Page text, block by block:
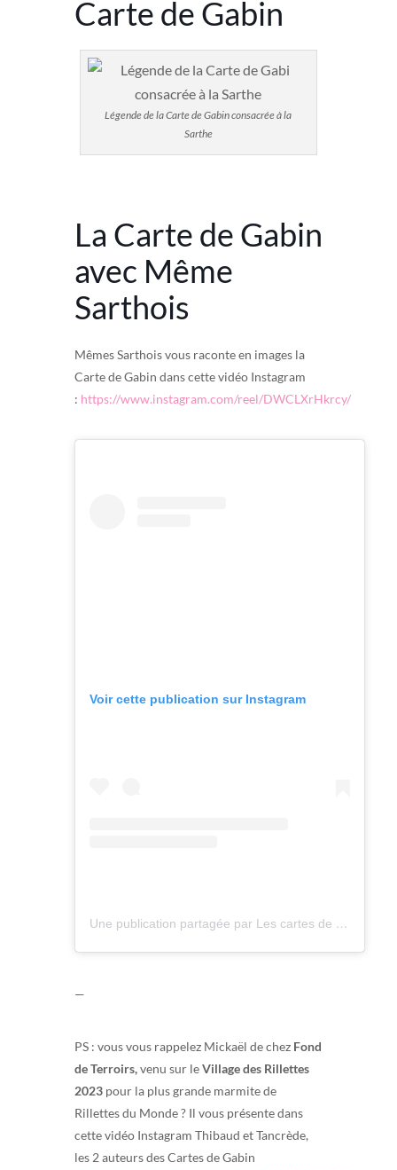
Carte de Gabin
Légende de la Carte de Gabin consacrée à la
Sarthe
La Carte de Gabin
avec Même
Sarthois
Mêmes Sarthois vous raconte en images la
Carte de Gabin dans cette vidéo Instagram
: https://www.instagram.com/reel/DWCLXrHkrcy/
Voir cette publication sur Instagram
Une publication partagée par Les cartes de Gabin (@lescartesdegabin)
—
PS : vous vous rappelez Mickaël de chez Fond
de Terroirs,venu sur leVillage des Rillettes
2023 pour la plus grande marmite de
Rillettes du Monde ? Il vous présente dans
cette vidéo Instagram Thibaud et Tancrède,
les 2 auteurs des Cartes de Gabin